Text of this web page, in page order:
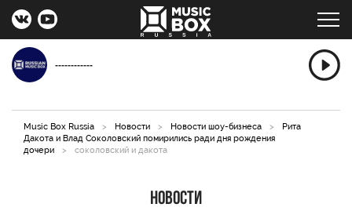
------------
Music Box Russia > Новости > Новости шоу-бизнеса >
Рита
Дакота и Влад Соколовский помирились ради дня рождения
дочери
> соколовский и дакота
Новости